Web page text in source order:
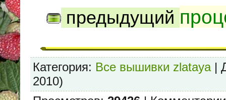
предыдущий
Категория: Все вышивки zlataya|
2010)